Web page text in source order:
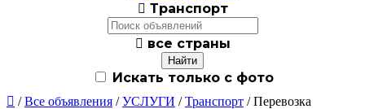
 Транспорт
 все страны
Искать только с фото
 /Все объявления /УСЛУГИ /Транспорт / Перевозка